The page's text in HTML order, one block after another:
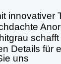
uns
Details für